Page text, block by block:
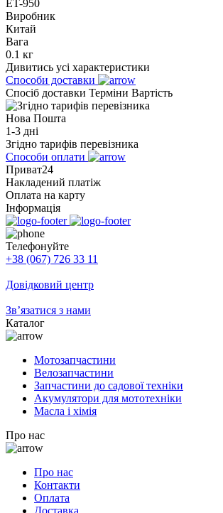
ET-950
Виробник
Китай
Вага
0.1 кг
Дивитись усі характеристики
Способи доставки
Спосіб доставки Терміни Вартість
Нова Пошта
1-3 дні
Згідно тарифів перевізника
Способи оплати
Приват24
Накладений платіж
Оплата на карту
Інформація
Телефонуйте
+38 (067) 726 33 11
Довідковий центр
Зв’язатися з нами
Каталог
Мотозапчастини
Велозапчастини
Запчастини до садової техніки
Акумулятори для мототехніки
Масла і хімія
Про нас
Про нас
Контакти
Оплата
Доставка